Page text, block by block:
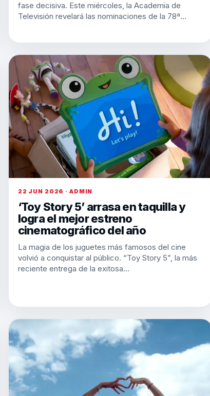
fase decisiva. Este miércoles, la Academia de
Televisión revelará las nominaciones de la 78ª…
22 JUN 2026 · ADMIN
‘Toy Story 5’ arrasa en taquilla y
logra el mejor estreno
cinematográfico del año
La magia de los juguetes más famosos del cine
volvió a conquistar al público. “Toy Story 5”, la más
reciente entrega de la exitosa…